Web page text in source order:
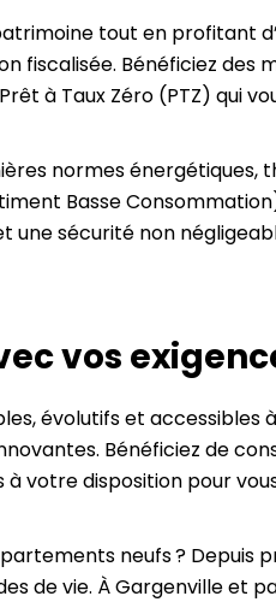
tout en profitant
fiscalisée. Bénéficiez des
à Taux Zéro (PTZ) qui
normes énergétiques,
Basse
sécurité non
vos
évolutifs et accessibles
Bénéficiez de
votre disposition pour
neufs ? Depuis
de vie. À Gargenville et